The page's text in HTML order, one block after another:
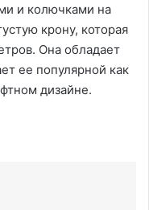
и колючками на
крону, которая
Она обладает
ее популярной как
дизайне.